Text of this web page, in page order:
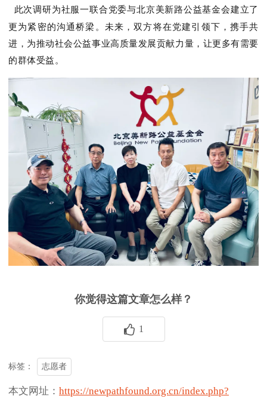
此次调研为社服一联合党委与北京美新路公益基金会建立了
更为紧密的沟通桥梁。未来，双方将在党建引领下，携手共
进，为推动社会公益事业高质量发展贡献力量，让更多有需要
的群体受益。
你觉得这篇文章怎么样？
1
标签： 志愿者
本文网址： https://newpathfound.org.cn/index.php?